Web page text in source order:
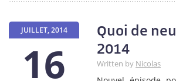
JUILLET, 2014
16
Quoi de
2014
Written by Nicolas